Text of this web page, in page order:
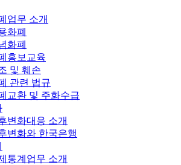
업무 소개
화폐
화폐
홍보교육
및 훼손
관련 법규
교환 및 주화수급
변화대응 소개
변화와 한국은행
통계업무 소개